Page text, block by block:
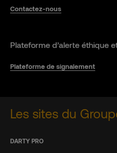
Contactez-nous
Plateforme d’alerte éthique
Plateforme de signalement
Les sites du
DARTY PRO